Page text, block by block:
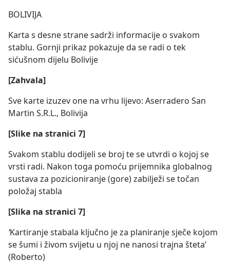
BOLIVIJA
Karta s desne strane sadrži informacije o svakom
stablu. Gornji prikaz pokazuje da se radi o tek
sićušnom dijelu Bolivije
[Zahvala]
Sve karte izuzev one na vrhu lijevo: Aserradero San
Martin S.R.L., Bolivija
[Slike na stranici 7]
Svakom stablu dodijeli se broj te se utvrdi o kojoj se
vrsti radi. Nakon toga pomoću prijemnika globalnog
sustava za pozicioniranje (gore) zabilježi se točan
položaj stabla
[Slika na stranici 7]
‘Kartiranje stabala ključno je za planiranje sječe kojom
se šumi i živom svijetu u njoj ne nanosi trajna šteta’
(Roberto)